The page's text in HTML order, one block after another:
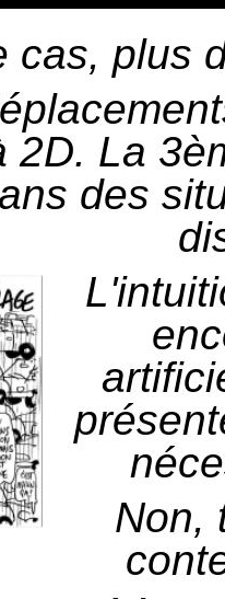
cas, plus
2D. La
des
Non,